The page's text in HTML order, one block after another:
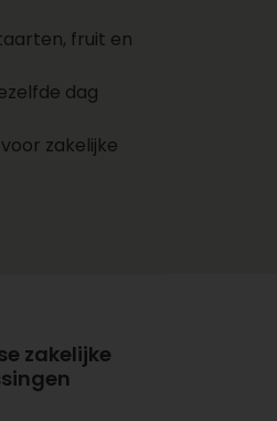
ontvanger
Voeg nog
via
fruit en
dag
zakelijke
zakelijke